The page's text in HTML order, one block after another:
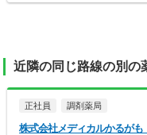
近隣の同じ路線の別の
正社員 調剤薬局
株式会社メディカルかるがも